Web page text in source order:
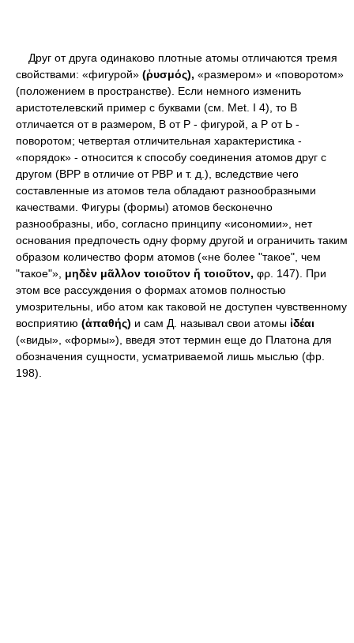
Друг от друга одинаково плотные атомы отличаются тремя
свойствами: «фигурой» (ῥυσμός), «размером» и «поворотом»
(положением в пространстве). Если немного изменить
аристотелевский пример с буквами (см. Met. I 4), то В
отличается от в размером, В от Ρ - фигурой, а Р от Ь -
поворотом; четвертая отличительная характеристика -
«порядок» - относится к способу соединения атомов друг с
другом (ВРР в отличие от РВР и т. д.), вследствие чего
составленные из атомов тела обладают разнообразными
качествами. Фигуры (формы) атомов бесконечно
разнообразны, ибо, согласно принципу «исономии», нет
основания предпочесть одну форму другой и ограничить таким
образом количество форм атомов («не более "такое", чем
"такое"», μηδὲν μᾶλλον τοιοῦτον ἤ τοιοῦτον, φρ. 147). При
этом все рассуждения о формах атомов полностью
умозрительны, ибо атом как таковой не доступен чувственному
восприятию (ἀπαθής) и сам Д. называл свои атомы ἰδέαι
(«виды», «формы»), введя этот термин еще до Платона для
обозначения сущности, усматриваемой лишь мыслью (фр.
198).